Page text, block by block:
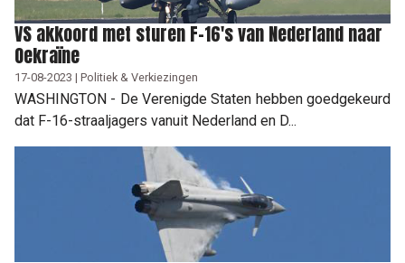
VS akkoord met sturen F-16's van Nederland naar
Oekraïne
17-08-2023 | Politiek & Verkiezingen
WASHINGTON - De Verenigde Staten hebben goedgekeurd
dat F-16-straaljagers vanuit Nederland en D...